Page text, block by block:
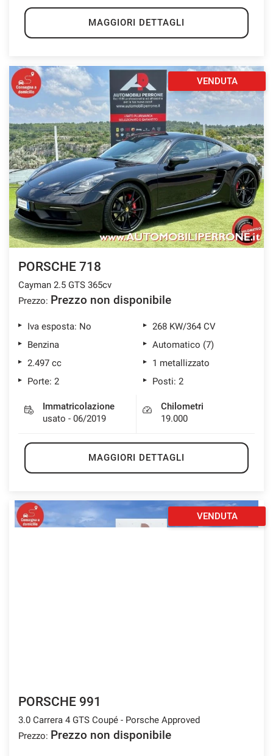
MAGGIORI DETTAGLI
VENDUTA
PORSCHE 718
Cayman 2.5 GTS 365cv
Prezzo: Prezzo non disponibile
Iva esposta: No
268 KW/364 CV
Benzina
Automatico (7)
2.497 cc
1 metallizzato
Porte: 2
Posti: 2
Immatricolazione
usato - 06/2019
Chilometri
19.000
MAGGIORI DETTAGLI
VENDUTA
PORSCHE 991
3.0 Carrera 4 GTS Coupé - Porsche Approved
Prezzo: Prezzo non disponibile